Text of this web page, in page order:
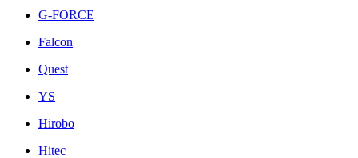
G-FORCE
Falcon
Quest
YS
Hirobo
Hitec